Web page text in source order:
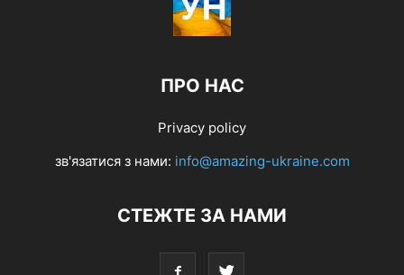
ПРО НАС
Privacy policy
зв'язатися з нами: info@amazing-ukraine.com
СТЕЖТЕ ЗА НАМИ